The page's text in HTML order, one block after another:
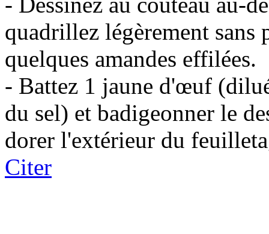
quadrillez légèrement sans
quelques amandes effilées.
- Battez 1 jaune d'œuf
du sel) et badigeonner le
dorer l'extérieur du
Citer